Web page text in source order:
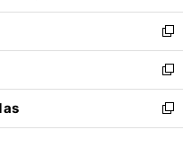
開
く
ウ
で
開
く
ン
ド
ウ
で
開
く
ウ
ィ
ン
ド
ウ
で
開
し
い
ウ
ィ
ン
ド
ウ
新
し
い
ウ
ィ
ン
新
し
い
ウ
新
し